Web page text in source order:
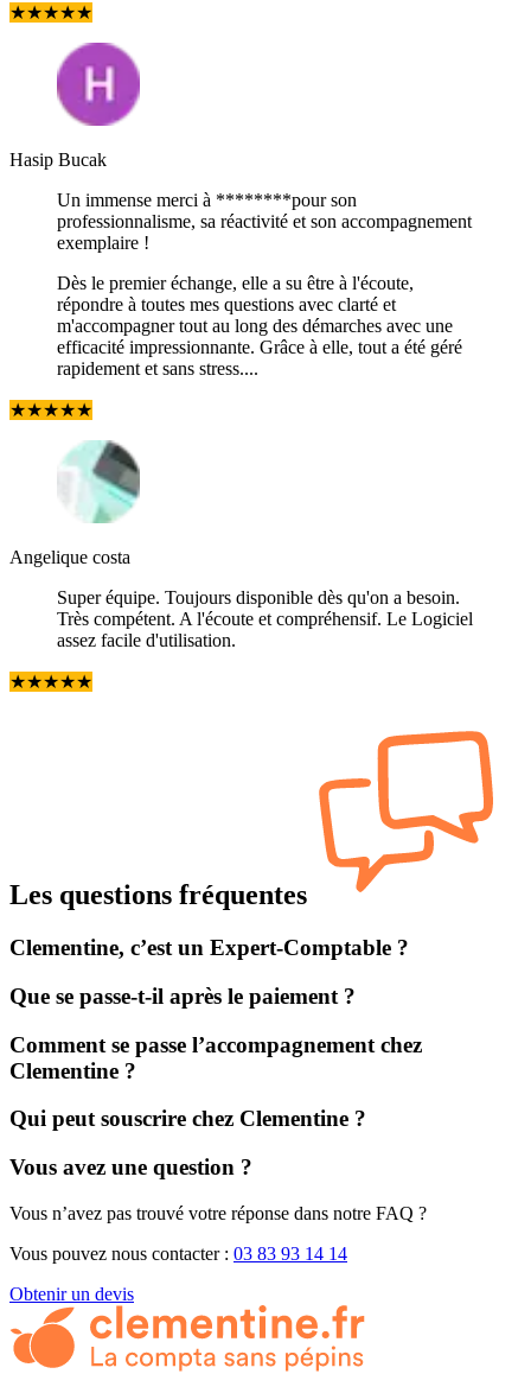
★★★★★
Hasip Bucak
Un immense merci à ********pour son
professionnalisme, sa réactivité et son accompagnement
exemplaire !
Dès le premier échange, elle a su être à l'écoute,
répondre à toutes mes questions avec clarté et
m'accompagner tout au long des démarches avec une
efficacité impressionnante. Grâce à elle, tout a été géré
rapidement et sans stress....
★★★★★
Angelique costa
Super équipe. Toujours disponible dès qu'on a besoin.
Très compétent. A l'écoute et compréhensif. Le Logiciel
assez facile d'utilisation.
★★★★★
Les questions fréquentes
Clementine, c’est un Expert-Comptable ?
Que se passe-t-il après le paiement ?
Comment se passe l’accompagnement chez
Clementine ?
Qui peut souscrire chez Clementine ?
Vous avez une question ?
Vous n’avez pas trouvé votre réponse dans notre FAQ ?
Vous pouvez nous contacter : 03 83 93 14 14
Obtenir un devis